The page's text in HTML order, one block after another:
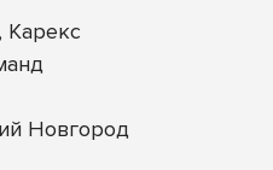
Карекс
Новгород